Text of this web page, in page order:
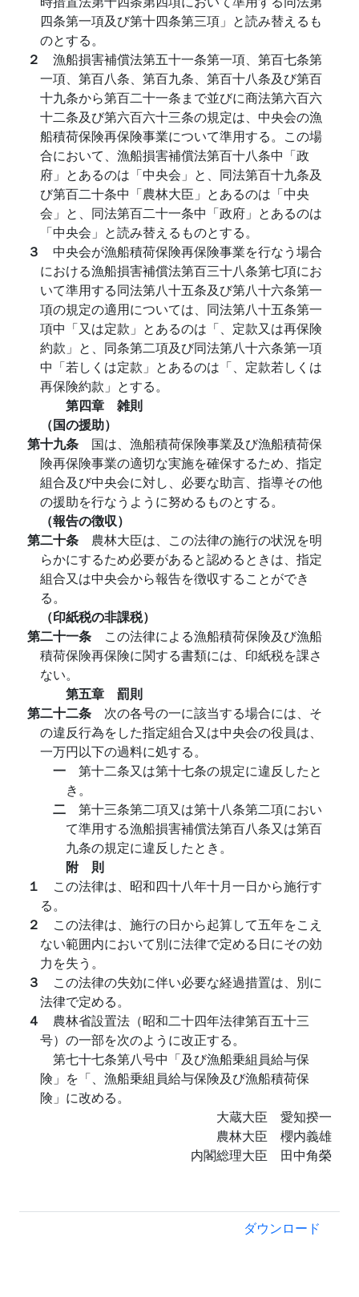
四条第一項及び第十四条第三項」と読み替えるも
のとする。
２ 漁船損害補償法第五十一条第一項、第百七条第
一項、第百八条、第百九条、第百十八条及び第百
十九条から第百二十一条まで並びに商法第六百六
十二条及び第六百六十三条の規定は、中央会の漁
船積荷保険再保険事業について準用する。この場
合において、漁船損害補償法第百十八条中「政
府」とあるのは「中央会」と、同法第百十九条及
び第百二十条中「農林大臣」とあるのは「中央
会」と、同法第百二十一条中「政府」とあるのは
「中央会」と読み替えるものとする。
３ 中央会が漁船積荷保険再保険事業を行なう場合
における漁船損害補償法第百三十八条第七項にお
いて準用する同法第八十五条及び第八十六条第一
項の規定の適用については、同法第八十五条第一
項中「又は定款」とあるのは「、定款又は再保険
約款」と、同条第二項及び同法第八十六条第一項
中「若しくは定款」とあるのは「、定款若しくは
再保険約款」とする。
第四章 雑則
（国の援助）
第十九条 国は、漁船積荷保険事業及び漁船積荷保
険再保険事業の適切な実施を確保するため、指定
組合及び中央会に対し、必要な助言、指導その他
の援助を行なうように努めるものとする。
（報告の徴収）
第二十条 農林大臣は、この法律の施行の状況を明
らかにするため必要があると認めるときは、指定
組合又は中央会から報告を徴収することができ
る。
（印紙税の非課税）
第二十一条 この法律による漁船積荷保険及び漁船
積荷保険再保険に関する書類には、印紙税を課さ
ない。
第五章 罰則
第二十二条 次の各号の一に該当する場合には、そ
の違反行為をした指定組合又は中央会の役員は、
一万円以下の過料に処する。
一 第十二条又は第十七条の規定に違反したと
き。
二 第十三条第二項又は第十八条第二項におい
て準用する漁船損害補償法第百八条又は第百
九条の規定に違反したとき。
附 則
１ この法律は、昭和四十八年十月一日から施行す
る。
２ この法律は、施行の日から起算して五年をこえ
ない範囲内において別に法律で定める日にその効
力を失う。
３ この法律の失効に伴い必要な経過措置は、別に
法律で定める。
４ 農林省設置法（昭和二十四年法律第百五十三
号）の一部を次のように改正する。
第七十七条第八号中「及び漁船乗組員給与保
険」を「、漁船乗組員給与保険及び漁船積荷保
険」に改める。
大蔵大臣 愛知揆一
農林大臣 櫻内義雄
内閣総理大臣 田中角榮
ダウンロード